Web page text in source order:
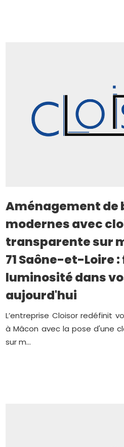
Aménagement de
modernes avec
transparente sur
71 Saône-et-Loire
luminosité dans
aujourd'hui
L’entreprise Cloisor redéfinit
à Mâcon avec la pose d'une
sur m...